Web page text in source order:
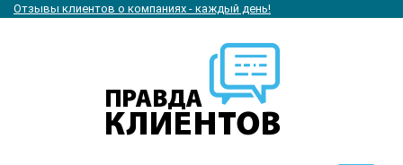
Отзывы клиентов о компаниях - каждый день!